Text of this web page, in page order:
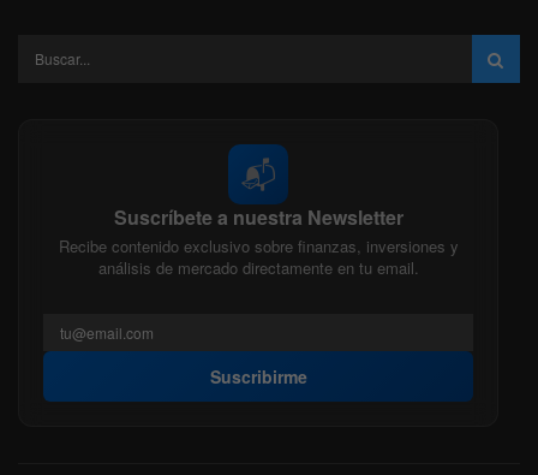
📬
Suscríbete a nuestra Newsletter
Recibe contenido exclusivo sobre finanzas, inversiones y
análisis de mercado directamente en tu email.
Suscribirme